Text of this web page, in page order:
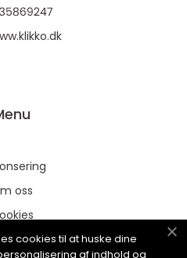
oss
oss
cookies til at huske dine
af indhold og